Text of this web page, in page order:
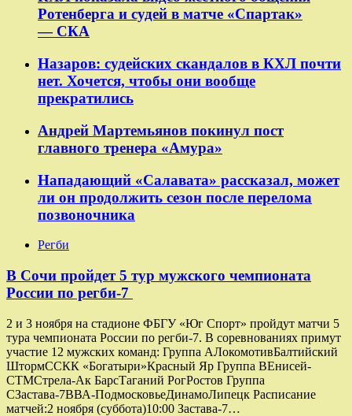
Ротенберга и судей в матче «Спартак»
— СКА
Назаров: судейских скандалов в КХЛ почти
нет. Хочется, чтобы они вообще
прекратились
Андрей Мартемьянов покинул пост
главного тренера «Амура»
Нападающий «Салавата» рассказал, может
ли он продолжить сезон после перелома
позвоночника
Регби
В Сочи пройдет 5 тур мужского чемпионата
России по регби-7
2 и 3 ноября на стадионе ФБГУ «Юг Спорт» пройдут матчи 5
тура чемпионата России по регби-7. В соревнованиях примут
участие 12 мужских команд: Группа AЛокомотивБалтийский
ШтормССКК «Богатыри»Красный Яр Группа ВЕнисей-
СТМСтрела-Ак БарсТаганий РогРостов Группа
СЗастава-7ВВА-ПодмосковьеДинамоЛипецк Расписание
матчей:2 ноября (суббота)10:00 Застава-7…